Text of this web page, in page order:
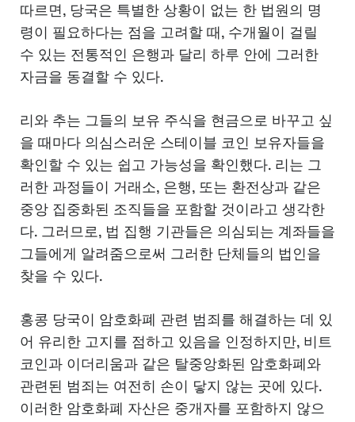
따르면, 당국은 특별한 상황이 없는 한 법원의 명
령이 필요하다는 점을 고려할 때, 수개월이 걸릴
수 있는 전통적인 은행과 달리 하루 안에 그러한
자금을 동결할 수 있다.
리와 추는 그들의 보유 주식을 현금으로 바꾸고 싶
을 때마다 의심스러운 스테이블 코인 보유자들을
확인할 수 있는 쉽고 가능성을 확인했다. 리는 그
러한 과정들이 거래소, 은행, 또는 환전상과 같은
중앙 집중화된 조직들을 포함할 것이라고 생각한
다. 그러므로, 법 집행 기관들은 의심되는 계좌들을
그들에게 알려줌으로써 그러한 단체들의 법인을
찾을 수 있다.
홍콩 당국이 암호화폐 관련 범죄를 해결하는 데 있
어 유리한 고지를 점하고 있음을 인정하지만, 비트
코인과 이더리움과 같은 탈중앙화된 암호화폐와
관련된 범죄는 여전히 손이 닿지 않는 곳에 있다.
이러한 암호화폐 자산은 중개자를 포함하지 않으